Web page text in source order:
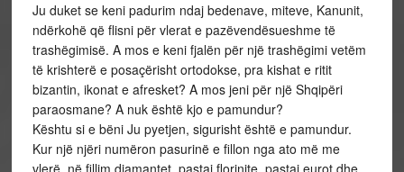
Ju duket se keni padurim ndaj bedenave, miteve, Kanunit,
ndërkohë që flisni për vlerat e pazëvendësueshme të
trashëgimisë. A mos e keni fjalën për një trashëgimi vetëm
të krishterë e posaçërisht ortodokse, pra kishat e ritit
bizantin, ikonat e afresket? A mos jeni për një Shqipëri
paraosmane? A nuk është kjo e pamundur?
Kështu si e bëni Ju pyetjen, sigurisht është e pamundur.
Kur një njëri numëron pasurinë e fillon nga ato më me
vlerë, në fillim diamantet, pastaj florinjte, pastaj eurot dhe